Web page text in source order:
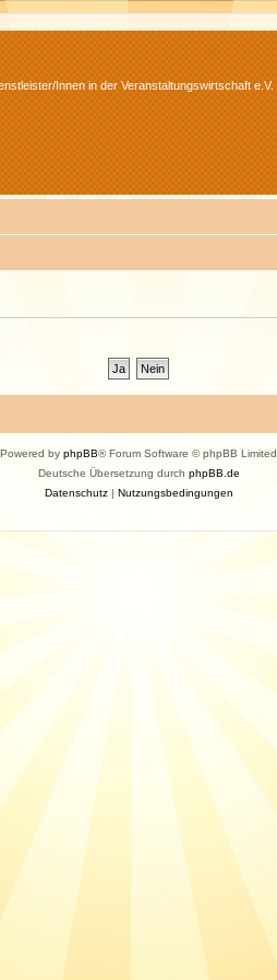
Innen in der Veranstaltungswirtschaft e.V.
Powered by phpBB® Forum Software © phpBB Limited
Deutsche Übersetzung durch phpBB.de
Datenschutz| Nutzungsbedingungen